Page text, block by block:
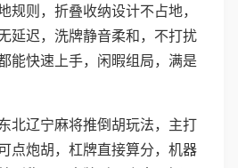
规则，折叠收纳设计不占地，
延迟，洗牌静音柔和，不打扰
能快速上手，闲暇组局，满是
北辽宁麻将推倒胡玩法，主打
点炮胡，杠牌直接算分，机器